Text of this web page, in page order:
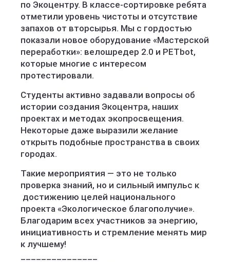
по Экоцентру. В классе-сортировке ребята
отметили уровень чистоты и отсутствие
запахов от вторсырья. Мы с гордостью
показали новое оборудование «Мастерской
переработки»: велошредер 2.0 и PETbot,
которые многие с интересом
протестировали.
Студенты активно задавали вопросы об
истории создания Экоцентра, наших
проектах и методах экопросвещения.
Некоторые даже выразили желание
открыть подобные пространства в своих
городах.
Такие мероприятия — это не только
проверка знаний, но и сильный импульс к
достижению целей национального
проекта «Экологическое благополучие».
Благодарим всех участников за энергию,
инициативность и стремление менять мир
к лучшему!